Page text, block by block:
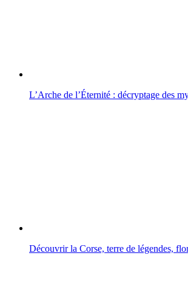
L’Arche de l’Éternité : décryptage des
Découvrir la Corse, terre de légendes,